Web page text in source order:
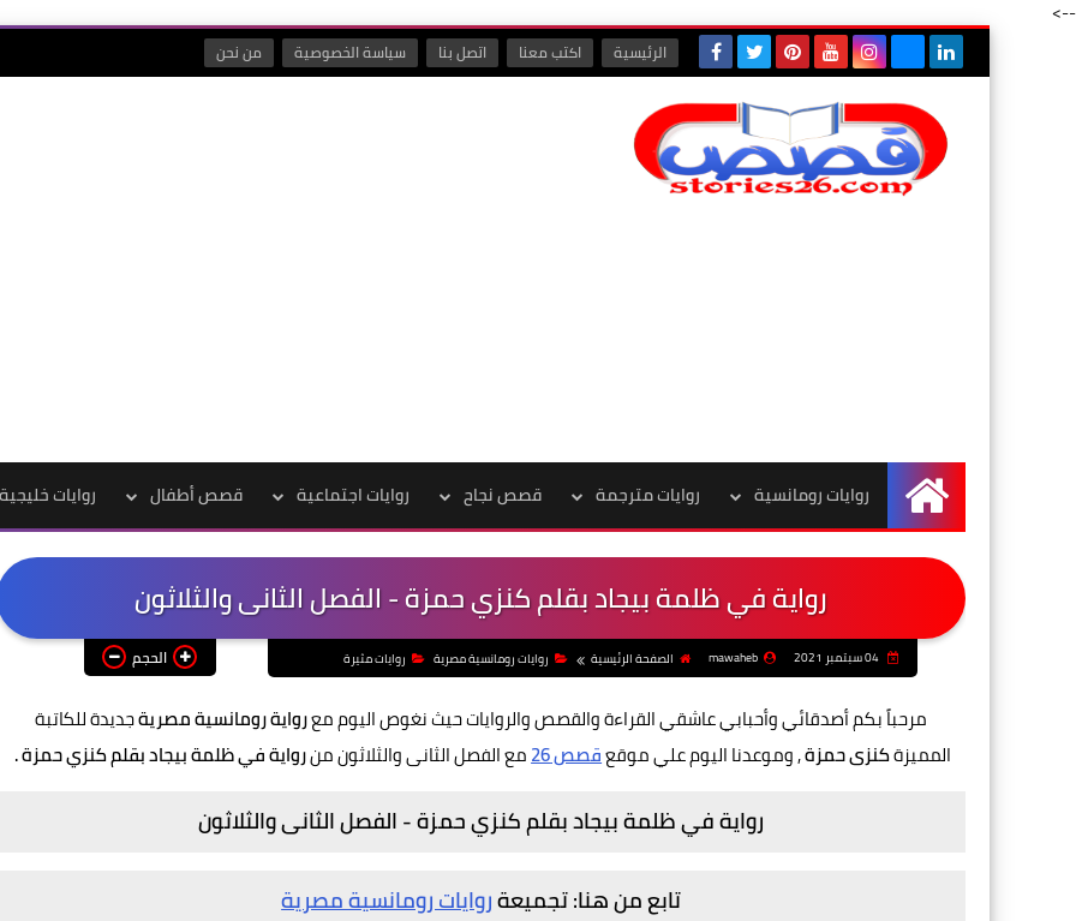
-->
الرئيسية اكتب معنا اتصل بنا سياسة الخصوصية من نحن
الرئيسية
روايات رومانسية روايات مترجمة قصص نجاح روايات اجتماعية قصص أطفال روايات خليجية
رواية في ظلمة بيجاد بقلم كنزي حمزة - الفصل الثانى والثلاثون
04 سبتمبر 2021 mawaheb الصفحة الرئيسية روايات رومانسية مصرية روايات مثيرة الحجم
مرحباً بكم أصدقائي وأحبابي عاشقي القراءة والقصص والروايات حيث نغوص اليوم معرواية رومانسية مصريةجديدة للكاتبة
المميزةكنزى حمزة, وموعدنا اليوم علي موقعقصص 26 مع الفصل الثانى والثلاثون منرواية في ظلمة بيجاد بقلم كنزي حمزة .
رواية في ظلمة بيجاد بقلم كنزي حمزة - الفصل الثانى والثلاثون
تابع من هنا: تجميعةروايات رومانسية مصرية